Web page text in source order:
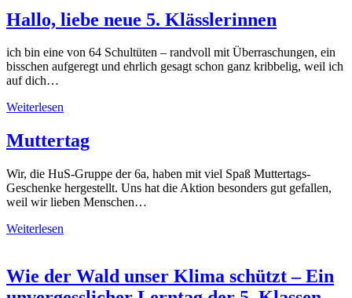
Hallo, liebe neue 5. Klässlerinnen
ich bin eine von 64 Schultüten – randvoll mit Überraschungen, ein
bisschen aufgeregt und ehrlich gesagt schon ganz kribbelig, weil ich
auf dich…
Weiterlesen
Muttertag
Wir, die HuS-Gruppe der 6a, haben mit viel Spaß Muttertags-
Geschenke hergestellt. Uns hat die Aktion besonders gut gefallen,
weil wir lieben Menschen…
Weiterlesen
Wie der Wald unser Klima schützt – Ein